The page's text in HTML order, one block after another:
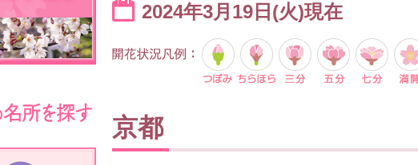
2024年3月19日(火)現在
京都